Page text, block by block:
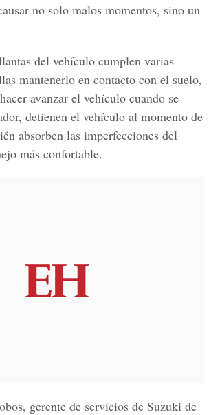
no solo malos momentos, sino un
del vehículo cumplen varias
mantenerlo en contacto con el suelo,
avanzar el vehículo cuando se
detienen el vehículo al momento de
absorben las imperfecciones del
más confortable.
gerente de servicios de Suzuki de